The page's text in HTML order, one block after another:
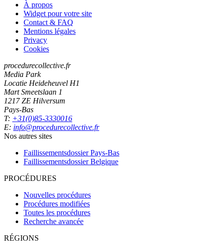
À propos
Widget pour votre site
Contact & FAQ
Mentions légales
Privacy
Cookies
procedurecollective.fr
Media Park
Locatie Heideheuvel H1
Mart Smeetslaan 1
1217 ZE Hilversum
Pays-Bas
T: +31(0)85-3330016
E: info@procedurecollective.fr
Nos autres sites
Faillissementsdossier Pays-Bas
Faillissementsdossier Belgique
PROCÉDURES
Nouvelles procédures
Procédures modifiées
Toutes les procédures
Recherche avancée
RÉGIONS